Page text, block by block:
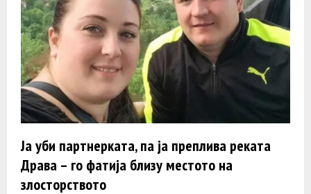
Ја уби партнерката, па ја преплива реката
Драва – го фатија близу местото на
злосторството